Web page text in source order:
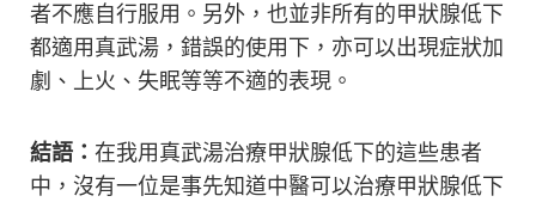
者不應自行服用。另外，也並非所有的甲狀腺低下
都適用真武湯，錯誤的使用下，亦可以出現症狀加
劇、上火、失眠等等不適的表現。
結語： 在我用真武湯治療甲狀腺低下的這些患者
中，沒有一位是事先知道中醫可以治療甲狀腺低下